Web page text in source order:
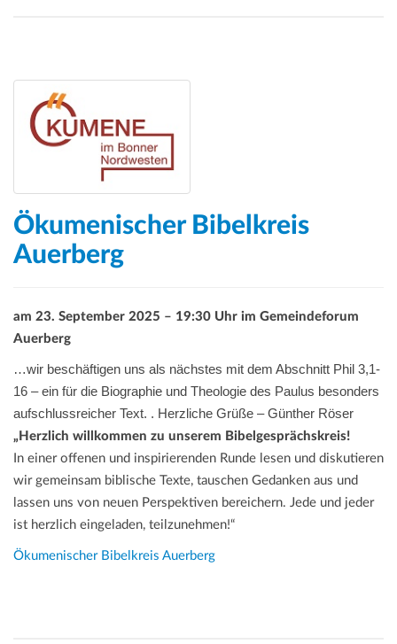
Ökumenischer Bibelkreis
Auerberg
am 23. September 2025 – 19:30 Uhr im Gemeindeforum
Auerberg
…wir beschäftigen uns als nächstes mit dem Abschnitt Phil 3,1-
16 – ein für die Biographie und Theologie des Paulus besonders
aufschlussreicher Text. . Herzliche Grüße – Günther Röser
„Herzlich willkommen zu unserem Bibelgesprächskreis!
In einer offenen und inspirierenden Runde lesen und diskutieren
wir gemeinsam biblische Texte, tauschen Gedanken aus und
lassen uns von neuen Perspektiven bereichern. Jede und jeder
ist herzlich eingeladen, teilzunehmen!“
Ökumenischer Bibelkreis Auerberg